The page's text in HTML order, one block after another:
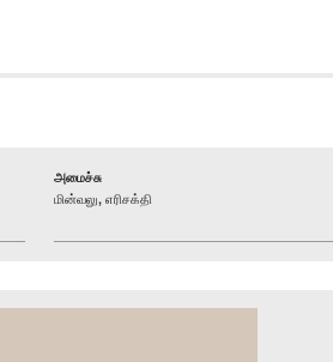
அமைச்சு
மின்வலு, எரிசக்தி